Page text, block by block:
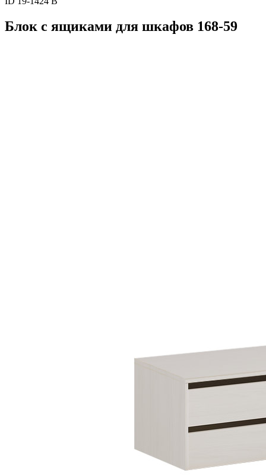
Блок с ящиками для шкафов 168-59